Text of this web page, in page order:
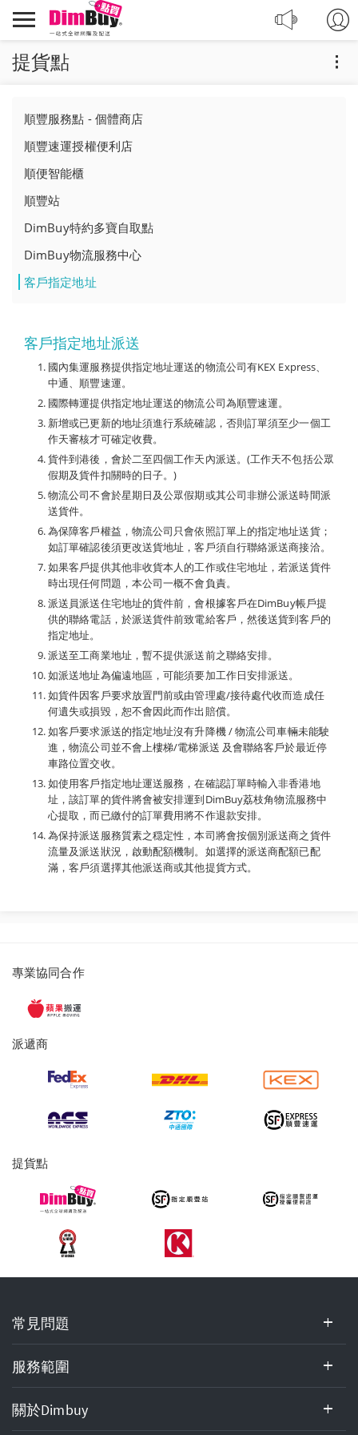
轉
運,
代
購,
Dimbuy
導
航
提貨點
順豐服務點 - 個體商店
順豐速運授權便利店
順便智能櫃
順豐站
DimBuy特約多寶自取點
DimBuy物流服務中心
客戶指定地址
客戶指定地址派送
國內集運服務提供指定地址運送的物流公司有KEX Express、
中通、順豐速運。
國際轉運提供指定地址運送的物流公司為順豐速運。
新增或已更新的地址須進行系統確認，否則訂單須至少一個工
作天審核才可確定收費。
貨件到港後，會於二至四個工作天內派送。(工作天不包括公眾
假期及貨件扣關時的日子。)
物流公司不會於星期日及公眾假期或其公司非辦公派送時間派
送貨件。
為保障客戶權益，物流公司只會依照訂單上的指定地址送貨；
如訂單確認後須更改送貨地址，客戶須自行聯絡派送商接洽。
如果客戶提供其他非收貨本人的工作或住宅地址，若派送貨件
時出現任何問題，本公司一概不會負責。
派送員派送住宅地址的貨件前，會根據客戶在DimBuy帳戶提
供的聯絡電話，於派送貨件前致電給客戶，然後送貨到客戶的
指定地址。
派送至工商業地址，暫不提供派送前之聯絡安排。
如派送地址為偏遠地區，可能須要加工作日安排派送。
如貨件因客戶要求放置門前或由管理處/接待處代收而造成任
何遺失或損毀，恕不會因此而作出賠償。
如客戶要求派送的指定地址沒有升降機 / 物流公司車輛未能駛
進，物流公司並不會上樓梯/電梯派送 及會聯絡客戶於最近停
車路位置交收。
如使用客戶指定地址運送服務，在確認訂單時輸入非香港地
址，該訂單的貨件將會被安排運到DimBuy荔枝角物流服務中
心提取，而已繳付的訂單費用將不作退款安排。
為保持派送服務質素之穏定性，本司將會按個別派送商之貨件
流量及派送狀況，啟動配額機制。如選擇的派送商配額已配
滿，客戶須選擇其他派送商或其他提貨方式。
派
服
及
專業協同合作
派遞商
提貨點
見
問
題,
服
務
範
常見問題
服務範圍
關於Dimbuy